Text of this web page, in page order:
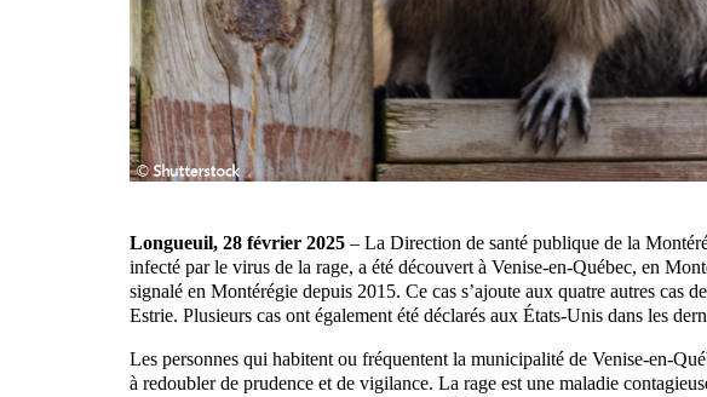
Longueuil, 28 février 2025 – La Direction de santé publique de la
infecté par le virus de la rage, a été découvert à Venise-en-Québec, en
signalé en Montérégie depuis 2015. Ce cas s’ajoute aux quatre autres cas
Estrie. Plusieurs cas ont également été déclarés aux États-Unis dans les
Les personnes qui habitent ou fréquentent la municipalité de Venise-en-
à redoubler de prudence et de vigilance. La rage est une maladie